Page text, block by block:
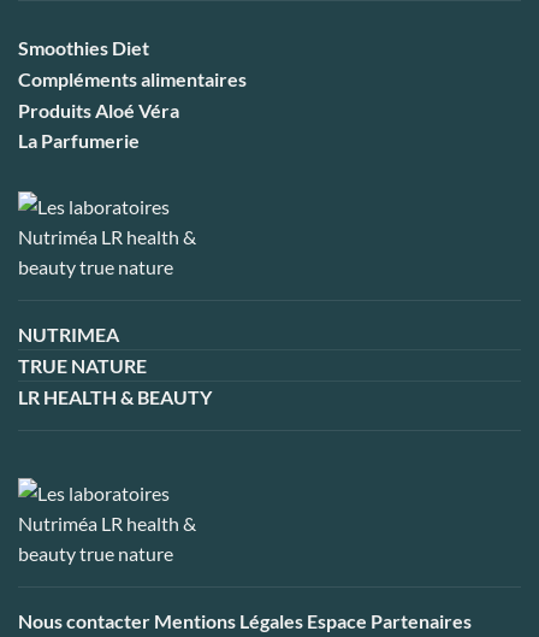
Smoothies Diet
Compléments alimentaires
Produits Aloé Véra
La Parfumerie
NUTRIMEA
TRUE NATURE
LR HEALTH & BEAUTY
Nous contacter Mentions Légales Espace Partenaires